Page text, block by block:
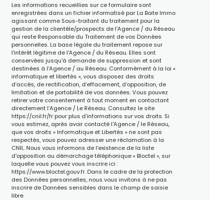
Les informations recueillies sur ce formulaire sont
enregistrées dans un fichier informatisé par La Boite Immo
agissant comme Sous-traitant du traitement pour la
gestion de la clientèle/prospects de l'Agence / du Réseau
qui reste Responsable du Traitement de vos Données
personnelles. La base légale du traitement repose sur
l'intérêt légitime de l'Agence / du Réseau. Elles sont
conservées jusqu'à demande de suppression et sont
destinées à l'Agence / au Réseau. Conformément à la loi «
informatique et libertés », vous disposez des droits
d’accès, de rectification, d’effacement, d’opposition, de
limitation et de portabilité de vos données. Vous pouvez
retirer votre consentement à tout moment en contactant
directement l’Agence / Le Réseau. Consultez le site
https://cnil.fr/frpour plus d’informations sur vos droits. Si
vous estimez, après avoir contacté l'Agence / le Réseau,
que vos droits « Informatique et Libertés » ne sont pas
respectés, vous pouvez adresser une réclamation à la
CNIL. Nous vous informons de l’existence de la liste
d'opposition au démarchage téléphonique « Bloctel », sur
laquelle vous pouvez vous inscrire ici :
https://www.bloctel.gouv.fr. Dans le cadre de la protection
des Données personnelles, nous vous invitons à ne pas
inscrire de Données sensibles dans le champ de saisie
libre.